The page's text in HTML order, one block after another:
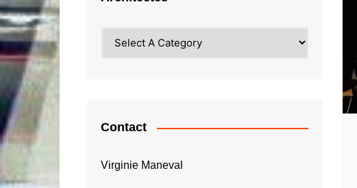
Contact
Virginie Maneval